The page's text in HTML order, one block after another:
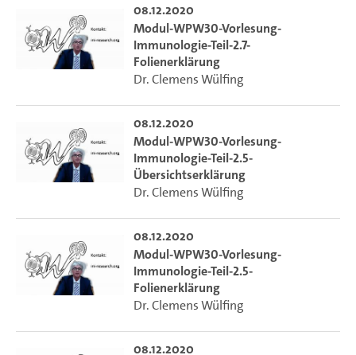
08.12.2020
Modul-WPW30-Vorlesung-
Immunologie-Teil-2.7-
Folienerklärung
Dr. Clemens Wülfing
08.12.2020
Modul-WPW30-Vorlesung-
Immunologie-Teil-2.5-
Übersichtserklärung
Dr. Clemens Wülfing
08.12.2020
Modul-WPW30-Vorlesung-
Immunologie-Teil-2.5-
Folienerklärung
Dr. Clemens Wülfing
08.12.2020